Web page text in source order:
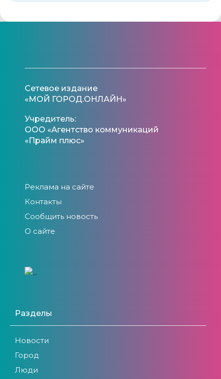
Сетевое издание
«МОЙ ГОРОД.ОНЛАЙН»
Учредитель:
ООО «Агентство коммуникаций
«Прайм плюс»
Реклама на сайте
Контакты
Сообщить новость
О сайте
Разделы
Новости
Город
Люди